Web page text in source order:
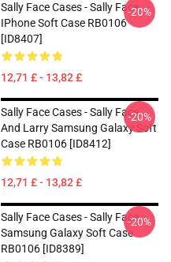
Sally Face Cases - Sally Face
IPhone Soft Case RB0106
[ID8407]
12,71 £ - 13,82 £
-20%
Sally Face Cases - Sally Face
And Larry Samsung Galaxy Soft
Case RB0106 [ID8412]
12,71 £ - 13,82 £
-20%
Sally Face Cases - Sally Face
Samsung Galaxy Soft Case
RB0106 [ID8389]
-20%